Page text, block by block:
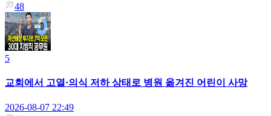
48
5
교회에서 고열·의식 저하 상태로 병원 옮겨진 어린이 사망
2026-08-07 22:49